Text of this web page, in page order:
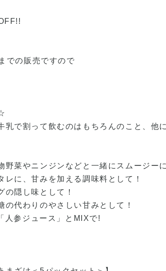
での販売ですので
乳で割って飲むのはもちろんのこと、他
野菜やニンジンなどと一緒にスムージー
レに、甘みを加える調味料として！
の隠し味として！
の代わりのやさしい甘みとして！
人参ジュース」とMIXで!